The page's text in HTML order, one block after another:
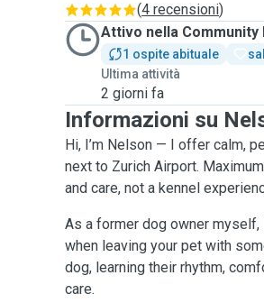
(4 recensioni)
Attivo nella Community
1 ospite abituale
Ultima attività
2 giorni fa
Informazioni su
Hi, I’m Nelson — I offer calm,
next to Zurich Airport.
and care, not a kennel
As a former dog owner
when leaving your pet with
dog, learning their rhythm,
care.